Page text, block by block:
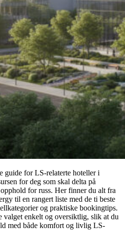
guide for LS-relaterte hoteller i
for deg som skal delta på
for russ. Her finner du alt fra
til en rangert liste med de ti beste
og praktiske bookingtips.
valget enkelt og oversiktlig, slik at du
med både komfort og livlig LS-